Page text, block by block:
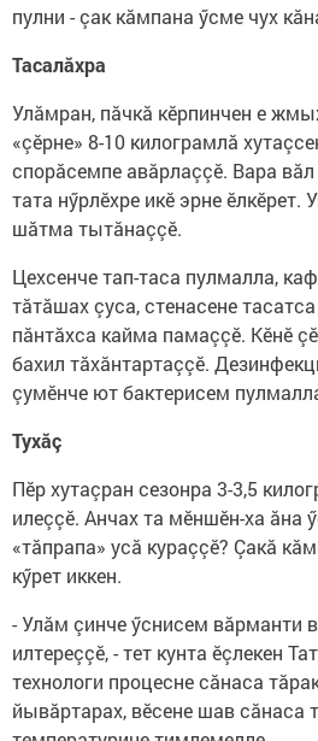
пулни - çак кăмпана ӳсме чух
Тасалăхра
Улăмран, пăчкă кӗрпинчен е
«çӗрне» 8-10 килограмлă
спорăсемпе авăрлаççӗ. Вара
тата нӳрлӗхре икӗ эрне ӗлкӗрет.
шăтма тытăнаççӗ.
Цехсенче тап-таса пулмалла,
тăтăшах çуса, стенасене
пăнтăхса кайма памаççӗ. Кӗнӗ
бахил тăхăнтартаççӗ.
çумӗнче ют бактерисем
Тухăç
Пӗр хутаçран сезонра 3-3,5
илеççӗ. Анчах та мӗншӗн-ха ăна
«тăпрапа» усă кураççӗ? Çакă
кӳрет иккен.
- Улăм çинче ӳснисем вăрманти
илтереççӗ, - тет кунта ӗçлекен
технологи процесне сăнаса
йывăртарах, вӗсене шав сăнаса